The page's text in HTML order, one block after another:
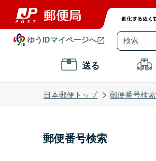
ゆうIDマイページへ
送る
日本郵便トップ 郵便番号検索
郵便番号検索